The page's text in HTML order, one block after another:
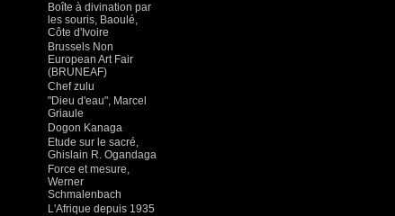
Boîte à divination par
les souris, Baoulé,
Côte d'Ivoire
Brussels Non
European Art Fair
(BRUNEAF)
Chef zulu
"Dieu d'eau", Marcel
Griaule
Dogon Kanaga
Etude sur le sacré,
Ghislain R. Ogandaga
Force et mesure,
Werner
Schmalenbach
L'Afrique depuis 1935